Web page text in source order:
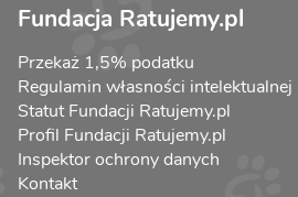
Fundacja Ratujemy.pl
Przekaż 1,5% podatku
Regulamin własności intelektualnej
Statut Fundacji Ratujemy.pl
Profil Fundacji Ratujemy.pl
Inspektor ochrony danych
Kontakt